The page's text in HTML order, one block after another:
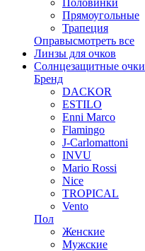
Прямоугольные
Трапеция
Оправысмотреть все
Линзы для очков
Солнцезащитные очки
Бренд
DACKOR
ESTILO
Enni Marco
Flamingo
J-Carlomattoni
INVU
Mario Rossi
Nice
TROPICAL
Vento
Пол
Женские
Мужские